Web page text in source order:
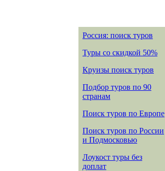
Россия: поиск туров
Туры со скидкой 50%
Круизы поиск туров
Подбор туров по 90
странам
Поиск туров по Европе
Поиск туров по России
и Подмосковью
Лоукост туры без
доплат